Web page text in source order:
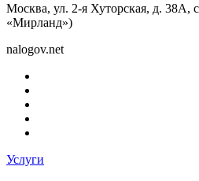
Москва, ул. 2-я Хуторская, д. 38А,
«Мирланд»)
nalogov.net
Услуги